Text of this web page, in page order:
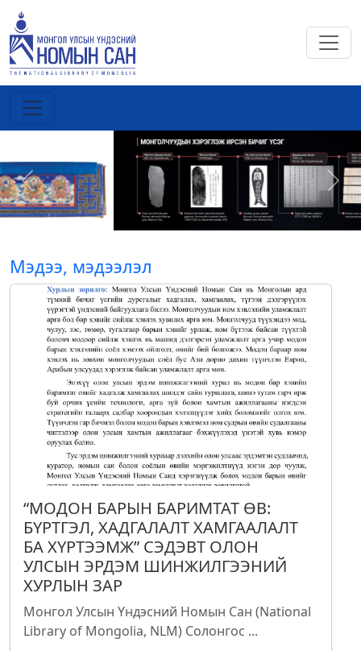
Previous Next
Мэдээ, мэдээлэл
“МОДОН БАРЫН БАРИМТАТ ӨВ:
БҮРТГЭЛ, ХАДГАЛАЛТ ХАМГААЛАЛТ
БА ХҮРТЭЭМЖ” СЭДЭВТ ОЛОН
УЛСЫН ЭРДЭМ ШИНЖИЛГЭЭНИЙ
ХУРЛЫН ЗАР
Монгол Улсын Үндэсний Номын Сан (National
Library of Mongolia, NLM) Солонгос ...